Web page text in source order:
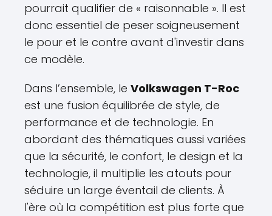
pourrait qualifier de « raisonnable ». Il est
donc essentiel de peser soigneusement
le pour et le contre avant d'investir dans
ce modèle.
Dans l’ensemble, le Volkswagen T-Roc
est une fusion équilibrée de style, de
performance et de technologie. En
abordant des thématiques aussi variées
que la sécurité, le confort, le design et la
technologie, il multiplie les atouts pour
séduire un large éventail de clients. À
l'ère où la compétition est plus forte que